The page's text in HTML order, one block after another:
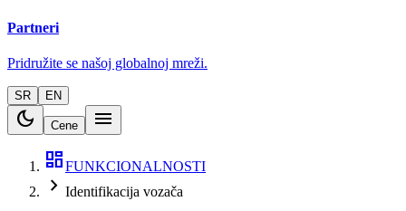
Partneri
Pridružite se našoj globalnoj mreži.
SR EN
dark_mode Cene
menu
dashboardFUNKCIONALNOSTI
chevron_right Identifikacija vozača